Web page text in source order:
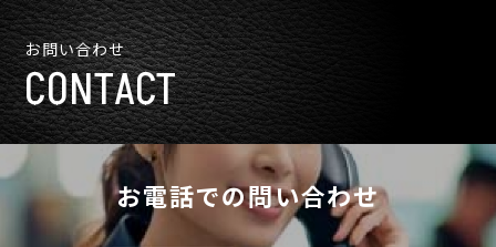
お問い合わせ
CONTACT
お電話での問い合わせ